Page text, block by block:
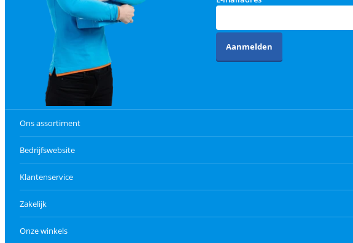
Aanmelden
Ons assortiment
Bedrijfswebsite
Klantenservice
Zakelijk
Onze winkels